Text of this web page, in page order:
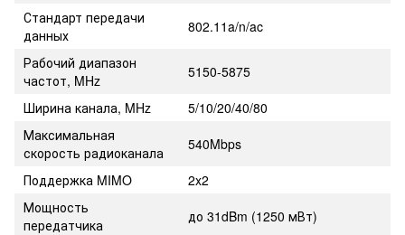
Стандарт передачи
данных
802.11a/n/ac
Рабочий диапазон
частот, MHz
5150-5875
Ширина канала, MHz
5/10/20/40/80
Максимальная
скорость радиоканала
540Mbps
Поддержка MIMO
2x2
Мощность
передатчика
до 31dBm (1250 мВт)